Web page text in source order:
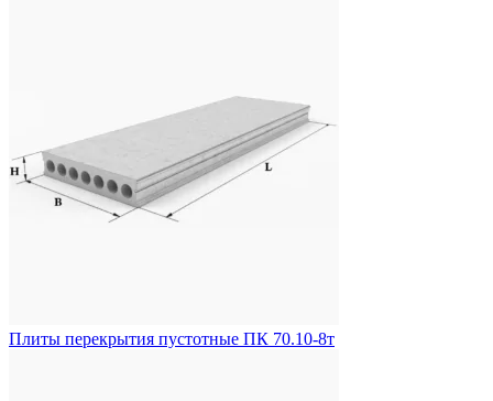
Плиты перекрытия пустотные ПК 70.10-8т